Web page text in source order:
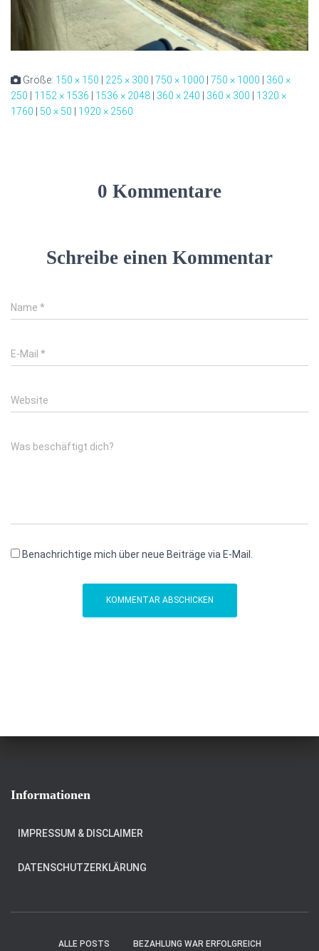
Größe: 150 × 150 225 × 300 750 × 1000 750 × 1000
360 ×
250
1152 × 1536 1536 × 2048 360 × 240 360 × 300
1320 ×
1760
50 × 50 1920 × 2560
0 Kommentare
Schreibe einen Kommentar
Name *
E-Mail *
Website
Was beschäftigt dich?
Benachrichtige mich über neue Beiträge via E-Mail.
Informationen
IMPRESSUM & DISCLAIMER
DATENSCHUTZERKLÄRUNG
ALLE POSTS BEZAHLUNG WAR ERFOLGREICH